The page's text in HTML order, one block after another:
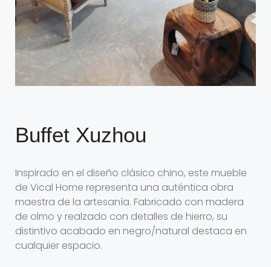
Buffet Xuzhou
Inspirado en el diseño clásico chino, este mueble
de Vical Home representa una auténtica obra
maestra de la artesanía. Fabricado con madera
de olmo y realzado con detalles de hierro, su
distintivo acabado en negro/natural destaca en
cualquier espacio.